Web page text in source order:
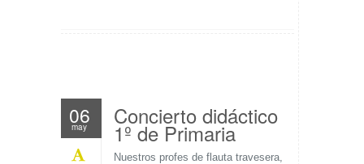
06
may Concierto didáctico
1º de Primaria
Nuestros profes de flauta travesera,